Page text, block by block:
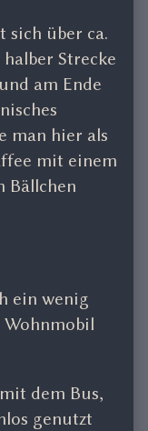
sich über ca.
Strecke
am Ende
man hier als
mit einem
Bällchen
ein wenig
dem Bus,
genutzt